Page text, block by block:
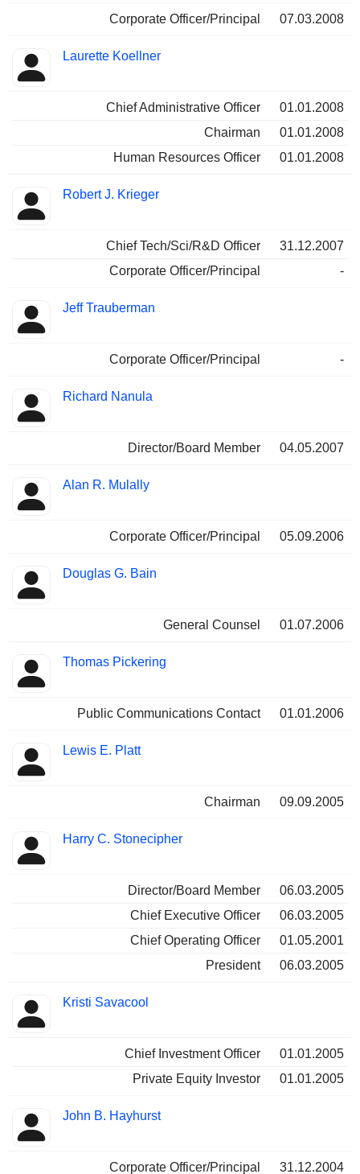
Corporate Officer/Principal 07.03.2008
Laurette Koellner
Chief Administrative Officer
01.01.2008
Chairman
01.01.2008
Human Resources Officer
01.01.2008
Robert J. Krieger
Chief Tech/Sci/R&D Officer
31.12.2007
Corporate Officer/Principal
-
Jeff Trauberman
Corporate Officer/Principal -
Richard Nanula
Director/Board Member 04.05.2007
Alan R. Mulally
Corporate Officer/Principal 05.09.2006
Douglas G. Bain
General Counsel 01.07.2006
Thomas Pickering
Public Communications Contact 01.01.2006
Lewis E. Platt
Chairman 09.09.2005
Harry C. Stonecipher
Director/Board Member
06.03.2005
Chief Executive Officer
06.03.2005
Chief Operating Officer
01.05.2001
President
06.03.2005
Kristi Savacool
Chief Investment Officer
01.01.2005
Private Equity Investor
01.01.2005
John B. Hayhurst
Corporate Officer/Principal 31.12.2004